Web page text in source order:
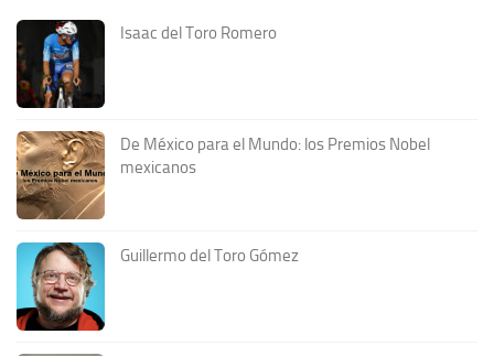
Isaac del Toro Romero
De México para el Mundo: los Premios Nobel
mexicanos
Guillermo del Toro Gómez